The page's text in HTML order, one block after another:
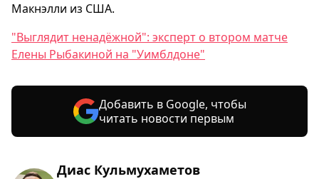
Диас Кульмухаметов
Макнэлли из США.
"Выглядит ненадёжной": эксперт о втором матче
Елены Рыбакиной на "Уимблдоне"
Добавить в Google, чтобы
читать новости первым